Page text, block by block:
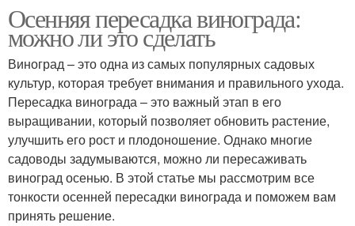
Осенняя пересадка винограда:
можно ли это сделать
Виноград – это одна из самых популярных садовых
культур, которая требует внимания и правильного ухода.
Пересадка винограда – это важный этап в его
выращивании, который позволяет обновить растение,
улучшить его рост и плодоношение. Однако многие
садоводы задумываются, можно ли пересаживать
виноград осенью. В этой статье мы рассмотрим все
тонкости осенней пересадки винограда и поможем вам
принять решение.